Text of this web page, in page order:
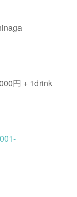
円 + 1drink